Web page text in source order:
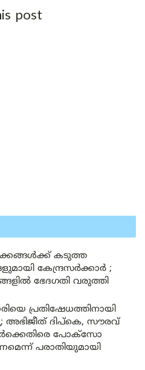
post
കടുത്ത
കേന്ദ്രസർക്കാർ ;
ഭേദഗതി വരുത്തി
പ്രതിഷേധത്തിനായി
ദിപ്കെ, സൗരവ്
പോക്സോ
പരാതിയുമായി